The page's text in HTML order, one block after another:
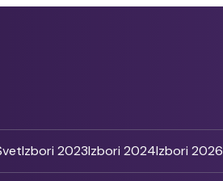
Izbori 2023Izbori 2024Izbori 2026